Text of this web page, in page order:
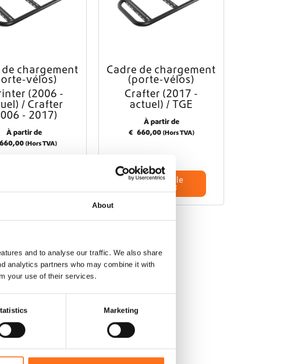
About
and to analyse our traffic. We also share
analytics partners who may combine it with
your use of their services.
Marketing
de chargement
vélos)
(2006 -
/ Crafter
- 2017)
À partir de
660,00 (Hors TVA)
Cadre de chargement
(porte-vélos)
Crafter (2017 -
actuel) / TGE
À partir de
€ 660,00 (Hors TVA)
Configurer le